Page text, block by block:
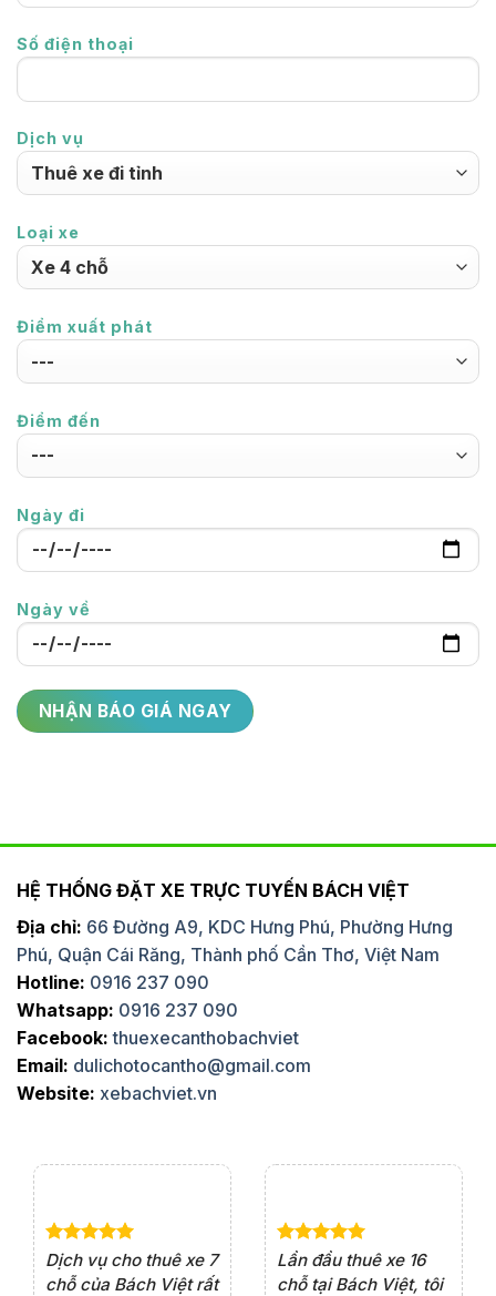
Số điện thoại
Dịch vụ
Loại xe
Điểm xuất phát
Điểm đến
Ngày đi
Ngày về
HỆ THỐNG ĐẶT XE TRỰC TUYẾN BÁCH VIỆT
Địa chỉ: 66 Đường A9, KDC Hưng Phú, Phường Hưng
Phú, Quận Cái Răng, Thành phố Cần Thơ, Việt Nam
Hotline: 0916 237 090
Whatsapp: 0916 237 090
Facebook: thuexecanthobachviet
Email: dulichotocantho@gmail.com
Website: xebachviet.vn
Dịch vụ cho thuê xe 7
chỗ của Bách Việt rất
Lần đầu thuê xe 16
chỗ tại Bách Việt, tôi